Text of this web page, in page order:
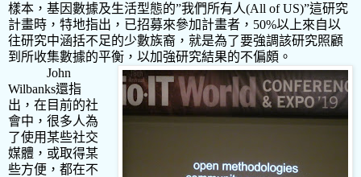
樣本，基因數據及生活型態的”我們所有人(All of US)”這研究
計畫時，特地指出，已招募來參加計畫者， 50%以上來自以
往研究中涵括不足的少數族裔，就是為了要強調該研究照顧
到所收集數據的平衡，以加強研究結果的不偏頗。
John
Wilbanks還指
出，在目前的社
會中，很多人為
了使用某些社交
媒體，或取得某
些方便，都在不